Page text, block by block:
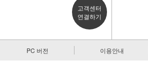
고객센터
연결하기
PC 버전 이용안내